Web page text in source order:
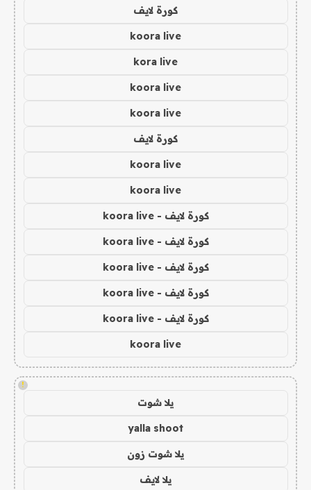
كورة لايف
koora live
kora live
koora live
koora live
كورة لايف
koora live
koora live
كورة لايف - koora live
كورة لايف - koora live
كورة لايف - koora live
كورة لايف - koora live
كورة لايف - koora live
koora live
!
يلا شوت
yalla shoot
يلا شوت زون
يلا لايف